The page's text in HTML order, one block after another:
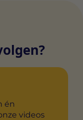
én
videos